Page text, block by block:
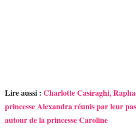
Lire aussi : Charlotte Casiraghi,
princesse Alexandra réunis par leur
autour de la princesse Caroline